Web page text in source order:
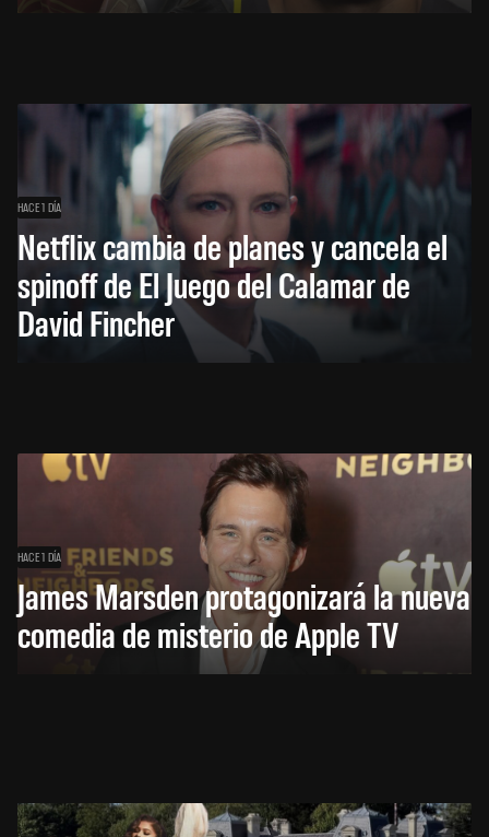
HACE 1 DÍA
Netflix cambia de planes y cancela el
spinoff de El Juego del Calamar de
David Fincher
HACE 1 DÍA
James Marsden protagonizará la nueva
comedia de misterio de Apple TV